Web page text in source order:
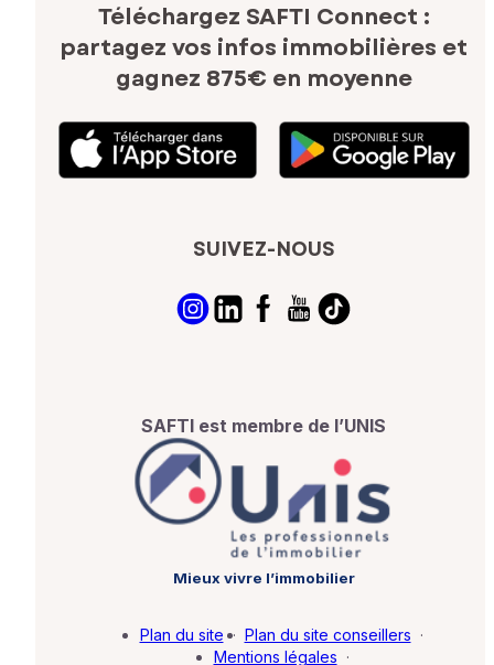
Téléchargez SAFTI Connect :
partagez vos infos immobilières et
gagnez 875€ en moyenne
SUIVEZ-NOUS
SAFTI est membre de l’UNIS
Mieux vivre l’immobilier
Plan du site · Plan du site conseillers ·
Mentions légales ·